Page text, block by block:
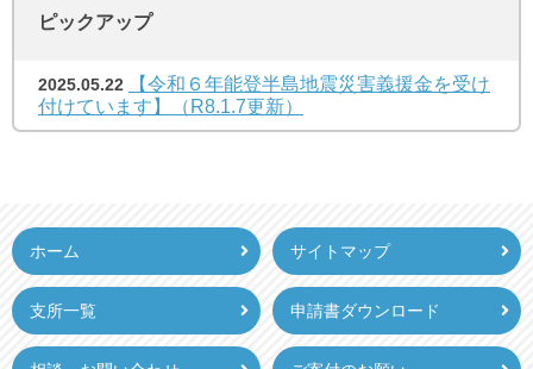
ピックアップ
2025.05.22
【令和６年能登半島地震災害義援金を受け
付けています】（R8.1.7更新）
ホーム サイトマップ
支所一覧 申請書ダウンロード